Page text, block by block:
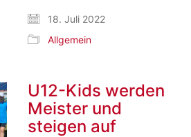
18. Juli 2022
Allgemein
U12-Kids werden
Meister und
steigen auf